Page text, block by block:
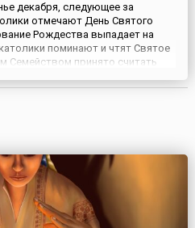
декабря, следующее за
отмечают День Святого
Рождества выпадает на
поминают и чтят Святое
Семейством принято считать
роль семьи, связанная с